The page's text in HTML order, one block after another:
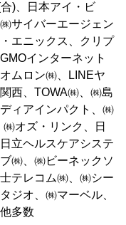
)、日本アイ・ビ
サイバーエージェン
エニックス、クリプ
インターネット
ムロン㈱、LINEヤ
西、TOWA㈱、㈱島
ィアインパクト、㈱
オズ・リンク、日
立ヘルスケアシステ
㈱、㈱ビーネックソ
テレコム㈱、㈱シー
ジオ、㈱マーベル、
多数